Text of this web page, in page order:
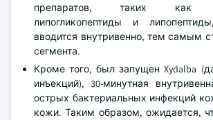
препаратов, таких как
липогликопептиды и
вводится внутривенно, тем самым
сегмента.
Кроме того, был запущен Xydalba
инъекций), 30-минутная
острых бактериальных инфекций
кожи. Таким образом, ожидается,